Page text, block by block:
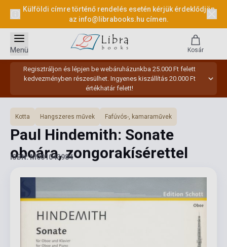
Külföldi címre történő rendelés esetén kérjük érdeklődjön
az info@librabooks.hu címen.
Regisztráljon és lépjen be webáruházunkba 25.000 Ft felett
kedvezményben részesülhet. Ingyenes kiszállítás 20.000 Ft
értékhatár felett!
Menü Kosár
Kotta Hangszeres művek Fafúvós-, kamaraművek
Paul Hindemith: Sonate
oboára, zongorakísérettel
ISBN: M001043984